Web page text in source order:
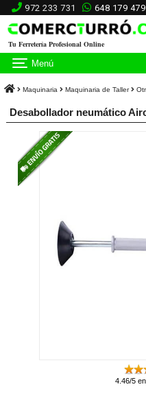
972 233 731 648 179 479
Tu Ferretería Profesional Online
Menú
Maquinaria Maquinaria de Taller
Desabollador neumático
4.46/5